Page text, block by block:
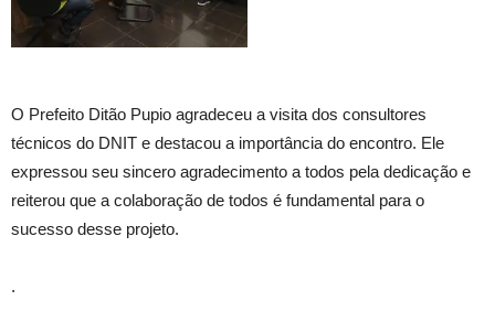
O Prefeito Ditão Pupio agradeceu a visita dos consultores
técnicos do DNIT e destacou a importância do encontro. Ele
expressou seu sincero agradecimento a todos pela dedicação e
reiterou que a colaboração de todos é fundamental para o
sucesso desse projeto.
.